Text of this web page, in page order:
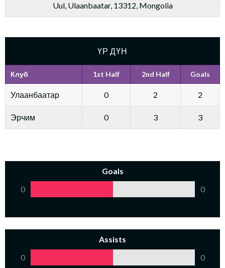
Uul, Ulaanbaatar, 13312, Mongolia
ҮР ДҮН
Клуб 1st Half 2nd Half Goals
Улаанбаатар 0 2 2
Эрчим 0 3 3
Goals
0
0
Assists
0
0